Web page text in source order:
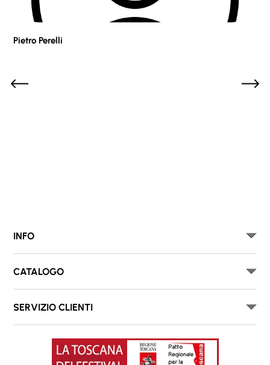
Pietro Perelli
INFO
CATALOGO
SERVIZIO CLIENTI